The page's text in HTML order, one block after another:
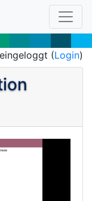
(Login)